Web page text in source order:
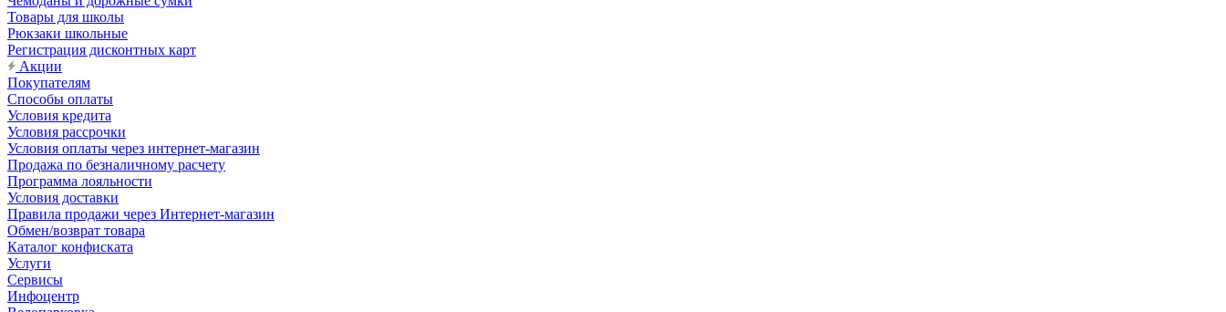
Товары для школы
Рюкзаки школьные
Регистрация дисконтных карт
Акции
Покупателям
Способы оплаты
Условия кредита
Условия рассрочки
Условия оплаты через интернет-магазин
Продажа по безналичному расчету
Программа лояльности
Условия доставки
Правила продажи через Интернет-магазин
Обмен/возврат товара
Каталог конфиската
Услуги
Сервисы
Инфоцентр